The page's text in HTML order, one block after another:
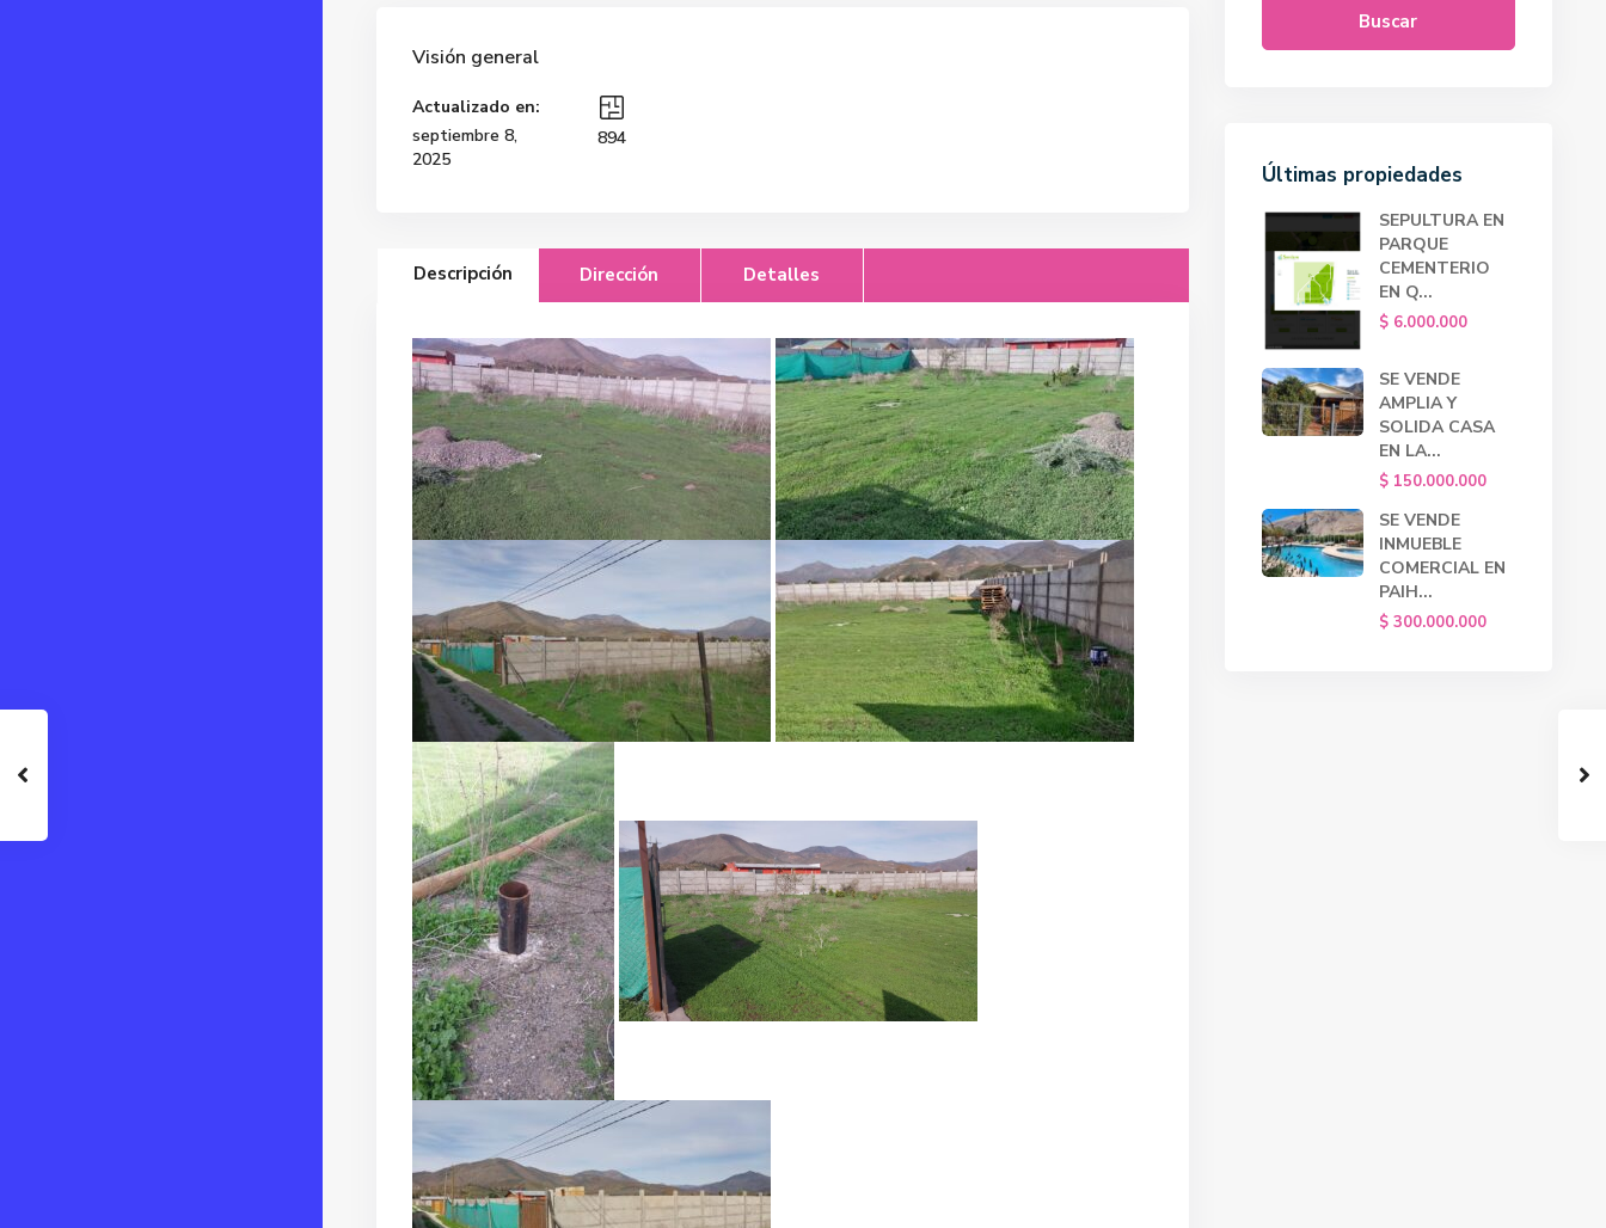
Visión general
Actualizado en:
septiembre 8,
2025
894
Descripción Dirección Detalles
Buscar
Últimas propiedades
SEPULTURA EN
PARQUE
CEMENTERIO
EN Q...
$ 6.000.000
SE VENDE
AMPLIA Y
SOLIDA CASA
EN LA...
$ 150.000.000
SE VENDE
INMUEBLE
COMERCIAL EN
PAIH...
$ 300.000.000